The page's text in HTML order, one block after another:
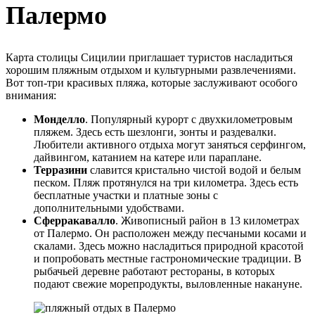
Палермо
Карта столицы Сицилии приглашает туристов насладиться
хорошим пляжным отдыхом и культурными развлечениями.
Вот топ-три красивых пляжа, которые заслуживают особого
внимания:
Монделло. Популярный курорт с двухкилометровым
пляжем. Здесь есть шезлонги, зонты и раздевалки.
Любители активного отдыха могут заняться серфингом,
дайвингом, катанием на катере или параплане.
Терразини славится кристально чистой водой и белым
песком. Пляж протянулся на три километра. Здесь есть
бесплатные участки и платные зоны с
дополнительными удобствами.
Сферракавалло. Живописный район в 13 километрах
от Палермо. Он расположен между песчаными косами и
скалами. Здесь можно насладиться природной красотой
и попробовать местные гастрономические традиции. В
рыбачьей деревне работают рестораны, в которых
подают свежие морепродукты, выловленные накануне.